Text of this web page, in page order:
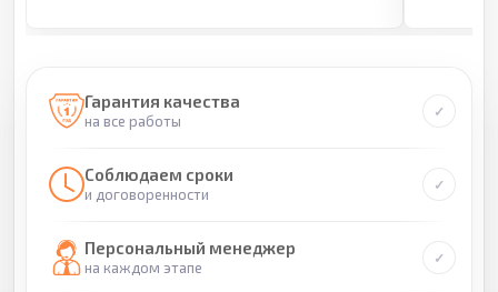
Гарантия качества
на все работы
Соблюдаем сроки
и договоренности
Персональный менеджер
на каждом этапе